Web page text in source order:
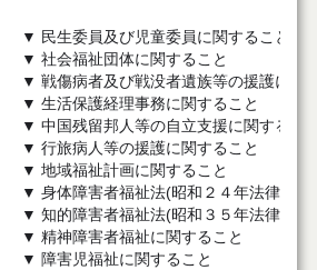
▼ 民生委員及び児童委員に関すること
▼ 社会福祉団体に関すること
▼ 戦傷病者及び戦没者遺族等の援護に関
▼ 生活保護経理事務に関すること
▼ 中国残留邦人等の自立支援に関するこ
▼ 行旅病人等の援護に関すること
▼ 地域福祉計画に関すること
▼ 身体障害者福祉法(昭和２４年法律第２
▼ 知的障害者福祉法(昭和３５年法律第３
▼ 精神障害者福祉に関すること
▼ 障害児福祉に関すること